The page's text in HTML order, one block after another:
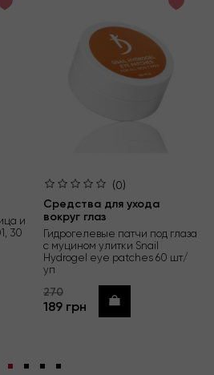
и
30
(0)
Средства для ухода
вокруг глаз
Гидрогелевые патчи под глаза
с муцином улитки Snail
Hydrogel eye patches 60 шт/
уп
270
189 грн Купить